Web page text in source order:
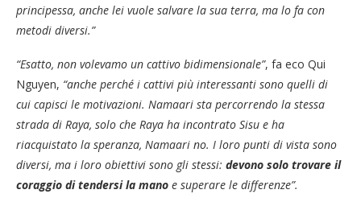
principessa, anche lei vuole salvare la sua terra, ma lo fa con
metodi diversi.”
“Esatto, non volevamo un cattivo bidimensionale”, fa eco Qui
Nguyen, “anche perché i cattivi più interessanti sono quelli di
cui capisci le motivazioni. Namaari sta percorrendo la stessa
strada di Raya, solo che Raya ha incontrato Sisu e ha
riacquistato la speranza, Namaari no. I loro punti di vista sono
diversi, ma i loro obiettivi sono gli stessi: devono solo trovare il
coraggio di tendersi la mano e superare le differenze”.